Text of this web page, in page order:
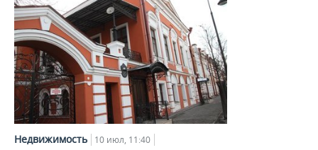
Недвижимость 10 июл, 11:40